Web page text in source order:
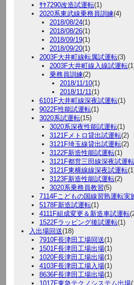
ｻﾔ7290改造試運転(1)
2020系東武線乗務員訓練(4)
2018/08/24(1)
2018/08/26(1)
2018/09/19(1)
2018/09/20(1)
2003F大井町線転属試運転(3)
2003F大井町線入線試運転
乗務員訓練(2)
2018/11/10(1)
2018/11/11 (1)
6101F大井町線深夜試運転(1)
9022F性能試運転(1)
3020系試運転(15)
3020系深夜性能試運転(1)
3121Fメトロ貸出試運転(2)
3121F埼玉線貸出試運転(2)
3122F新造性能試運転(1)
3121F都営三田線深夜試運転
3121F東横線線深夜試運転
3123F新造性能試運転(2)
3020系乗務員教習(5)
7114Fこどもの国線習熟運転実
5178F新造試運転(1)
4111F組成変更＆新造車試運転
1522Fラッピング後試運転(1)
入出場回送(18)
7910F長津田工場回送(1)
1501F長津田工場出場(1)
1020F長津田工場出場(1)
4103F長津田工場入場(1)
8636F長津田工場出場(1)
1017F東急テクノシステム出場